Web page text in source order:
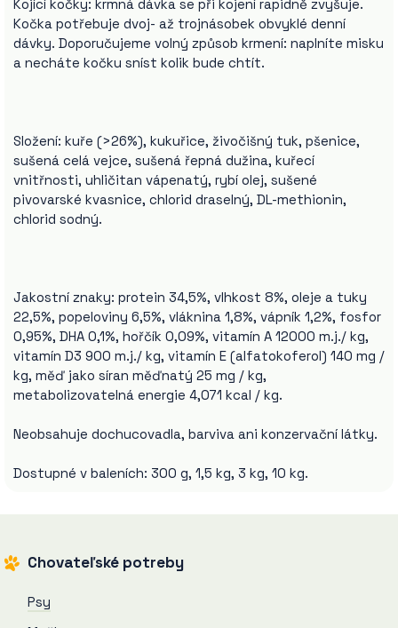
Kojící kočky: krmná dávka se při kojení rapidně zvyšuje.
Kočka potřebuje dvoj- až trojnásobek obvyklé denní
dávky. Doporučujeme volný způsob krmení: naplníte misku
a necháte kočku sníst kolik bude chtít.
Složení: kuře (>26%), kukuřice, živočišný tuk, pšenice,
sušená celá vejce, sušená řepná dužina, kuřecí
vnitřnosti, uhličitan vápenatý, rybí olej, sušené
pivovarské kvasnice, chlorid draselný, DL-methionin,
chlorid sodný.
Jakostní znaky: protein 34,5%, vlhkost 8%, oleje a tuky
22,5%, popeloviny 6,5%, vláknina 1,8%, vápník 1,2%, fosfor
0,95%, DHA 0,1%, hořčík 0,09%, vitamín A 12000 m.j./ kg,
vitamín D3 900 m.j./ kg, vitamín E (alfatokoferol) 140 mg /
kg, měď jako síran měďnatý 25 mg / kg,
metabolizovatelná energie 4,071 kcal / kg.
Neobsahuje dochucovadla, barviva ani konzervační látky.
Dostupné v baleních: 300 g, 1,5 kg, 3 kg, 10 kg.
Chovateľské potreby
Psy